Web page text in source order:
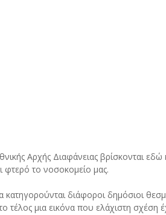
Αρχής Διαφάνειας βρίσκονται εδώ
το νοσοκομείο μας.
κατηγορούνται διάφοροι δημόσιοι
τέλος μια εικόνα που ελάχιστη σχέση